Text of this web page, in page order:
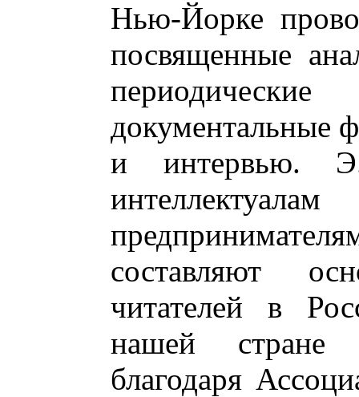
Нью-Йорке
посвященные
документальные
и интервью.
составляют
читателей в
нашей стране
благодаря